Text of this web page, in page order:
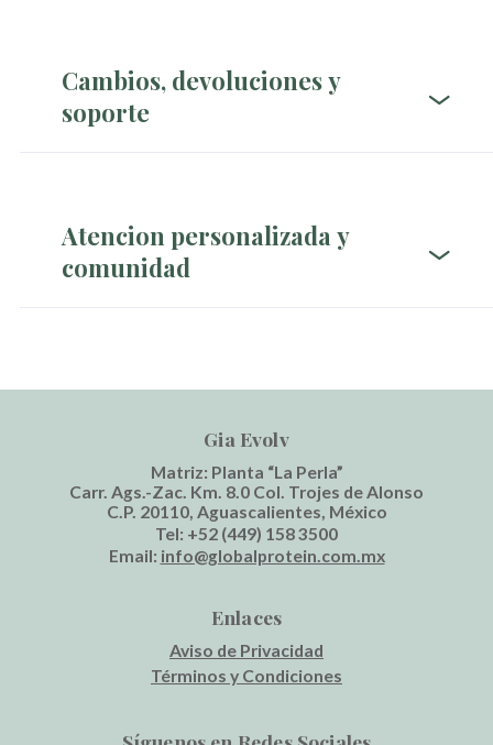
Cambios, devoluciones y
soporte
Atencion personalizada y
comunidad
Gia Evolv
Matriz: Planta “La Perla”
Carr. Ags.-Zac. Km. 8.0 Col. Trojes de Alonso
C.P. 20110, Aguascalientes, México
Tel: +52 (449) 158 3500
Email: info@globalprotein.com.mx
Enlaces
Aviso de Privacidad
Términos y Condiciones